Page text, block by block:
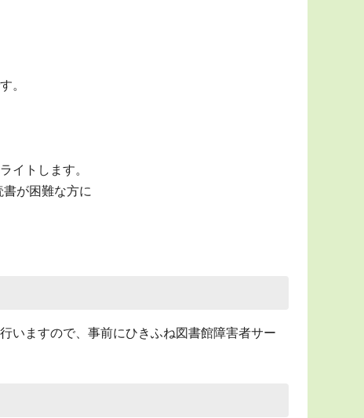
。
イトします。
が困難な方​​​​​に
いますので、事前にひきふね図書館障害者サー